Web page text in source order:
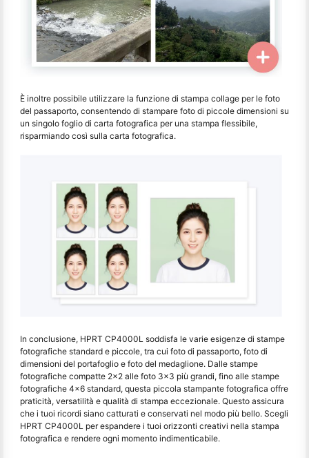
È inoltre possibile utilizzare la funzione di stampa collage per le foto
del passaporto, consentendo di stampare foto di piccole dimensioni su
un singolo foglio di carta fotografica per una stampa flessibile,
risparmiando così sulla carta fotografica.
In conclusione, HPRT CP4000L soddisfa le varie esigenze di stampe
fotografiche standard e piccole, tra cui foto di passaporto, foto di
dimensioni del portafoglio e foto del medaglione. Dalle stampe
fotografiche compatte 2x2 alle foto 3x3 più grandi, fino alle stampe
fotografiche 4x6 standard, questa piccola stampante fotografica offre
praticità, versatilità e qualità di stampa eccezionale. Questo assicura
che i tuoi ricordi siano catturati e conservati nel modo più bello. Scegli
HPRT CP4000L per espandere i tuoi orizzonti creativi nella stampa
fotografica e rendere ogni momento indimenticabile.